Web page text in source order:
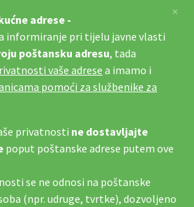
adrese -
informiranje pri tijelu javne vlasti
poštansku adresu, tada
vaše adrese a imamo i
pomoći za službenike za
privatnosti ne dostavljajte
poput poštanske adrese putem ove
se ne odnosi na poštanske
(npr. udruge, tvrtke), dozvoljeno
×